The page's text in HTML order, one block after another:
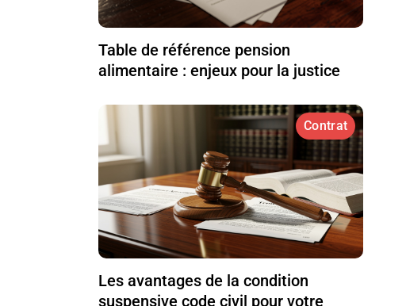
Table de référence pension
alimentaire : enjeux pour la justice
Contrat
Les avantages de la condition
suspensive code civil pour votre